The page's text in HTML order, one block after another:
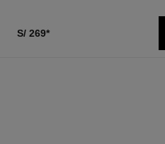
S/ 269*